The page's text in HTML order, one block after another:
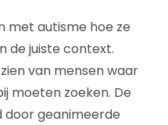
met autisme hoe ze
de juiste context.
van mensen waar
moeten zoeken. De
geanimeerde